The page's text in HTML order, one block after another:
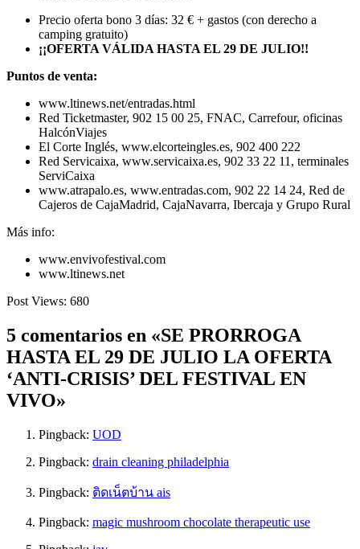
Precio oferta bono 3 días: 32 € + gastos (con derecho a
camping gratuito)
¡¡OFERTA VÁLIDA HASTA EL 29 DE JULIO!!
Puntos de venta:
www.ltinews.net/entradas.html
Red Ticketmaster, 902 15 00 25, FNAC, Carrefour, oficinas
HalcónViajes
El Corte Inglés, www.elcorteingles.es, 902 400 222
Red Servicaixa, www.servicaixa.es, 902 33 22 11, terminales
ServiCaixa
www.atrapalo.es, www.entradas.com, 902 22 14 24, Red de
Cajeros de CajaMadrid, CajaNavarra, Ibercaja y Grupo Rural
Más info:
www.envivofestival.com
www.ltinews.net
Post Views: 680
5 comentarios en «SE PRORROGA
HASTA EL 29 DE JULIO LA OFERTA
‘ANTI-CRISIS’ DEL FESTIVAL EN
VIVO»
Pingback: UOD
Pingback: drain cleaning philadelphia
Pingback: ติดเน็ตบ้าน ais
Pingback: magic mushroom chocolate therapeutic use